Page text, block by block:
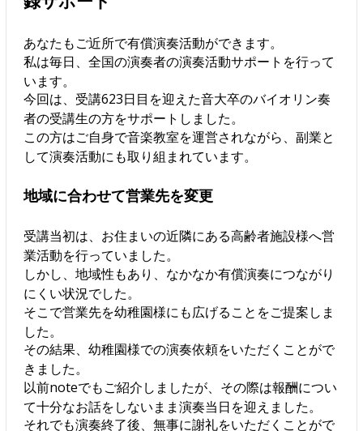
あなたもご近所で有償演奏活動ができます。
私は毎日、全国の演奏者の演奏活動サポートを行って
います。
今回は、受講623日目を迎えた音大卒のバイオリン奏
者の受講生の方をサポートしました。
この方はご自身で音楽教室を運営されながら、副業と
して演奏活動にも取り組まれています。
地域に合わせて営業先を変更
受講当初は、お住まいの近隣にある高齢者施設様へ営
業活動を行っていました。
しかし、地域性もあり、なかなか有償演奏につながり
にくい状況でした。
そこで営業先を幼稚園様にも広げることをご提案しま
した。
その結果、幼稚園様での演奏依頼をいただくことがで
きました。
以前noteでもご紹介しましたが、その際は報酬につい
て十分なお話をしないまま演奏当日を迎えました。
それでも演奏終了後、無事に謝礼をいただくことがで